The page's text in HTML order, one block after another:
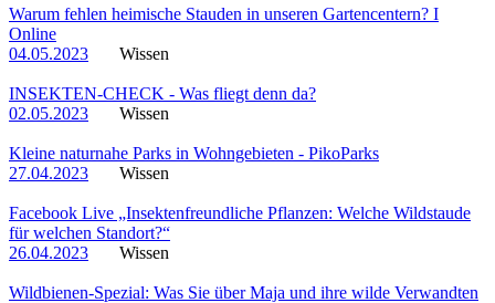
Warum fehlen heimische Stauden in unseren Gartencentern? I
Online
04.05.2023
Wissen
INSEKTEN-CHECK - Was fliegt denn da?
02.05.2023
Wissen
Kleine naturnahe Parks in Wohngebieten - PikoParks
27.04.2023
Wissen
Facebook Live „Insektenfreundliche Pflanzen: Welche Wildstaude
für welchen Standort?“
26.04.2023
Wissen
Wildbienen-Spezial: Was Sie über Maja und ihre wilde Verwandten